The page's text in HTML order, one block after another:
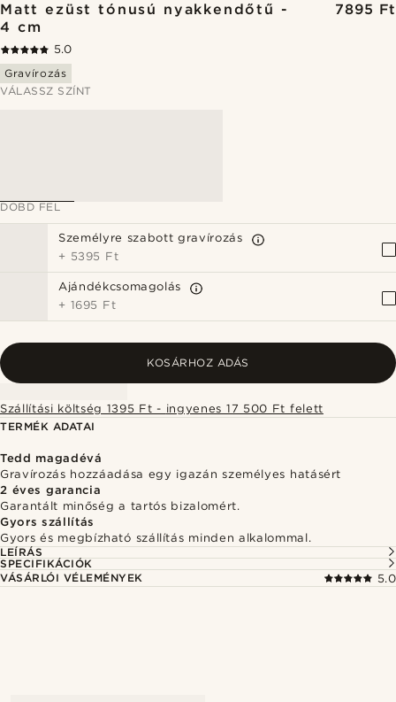
Matt ezüst tónusú nyakkendőtű -
4 cm
7895 Ft
5.0
Gravírozás
VÁLASSZ SZÍNT
DOBD FEL
Személyre szabott gravírozás
+ 5395 Ft
Ajándékcsomagolás
+ 1695 Ft
KOSÁRHOZ ADÁS
Szállítási költség 1395 Ft - ingyenes 17 500 Ft felett
TERMÉK ADATAI
Tedd magadévá
Gravírozás hozzáadása egy igazán személyes hatásért
2 éves garancia
Garantált minőség a tartós bizalomért.
Gyors szállítás
Gyors és megbízható szállítás minden alkalommal.
LEÍRÁS
SPECIFIKÁCIÓK
VÁSÁRLÓI VÉLEMÉNYEK
5.0